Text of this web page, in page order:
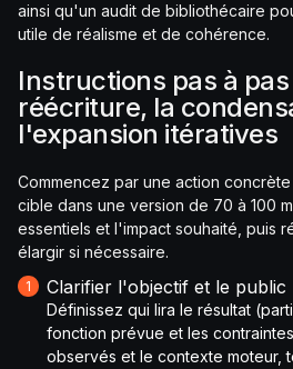
ainsi qu'un audit de bibliothécaire
utile de réalisme et de cohérence.
Instructions pas à
réécriture, la
l'expansion itératives
Commencez par une action
cible dans une version de 70 à 100
essentiels et l'impact souhaité, puis
élargir si nécessaire.
Clarifier l'objectif et le public
Définissez qui lira le résultat
fonction prévue et les
observés et le contexte moteur,